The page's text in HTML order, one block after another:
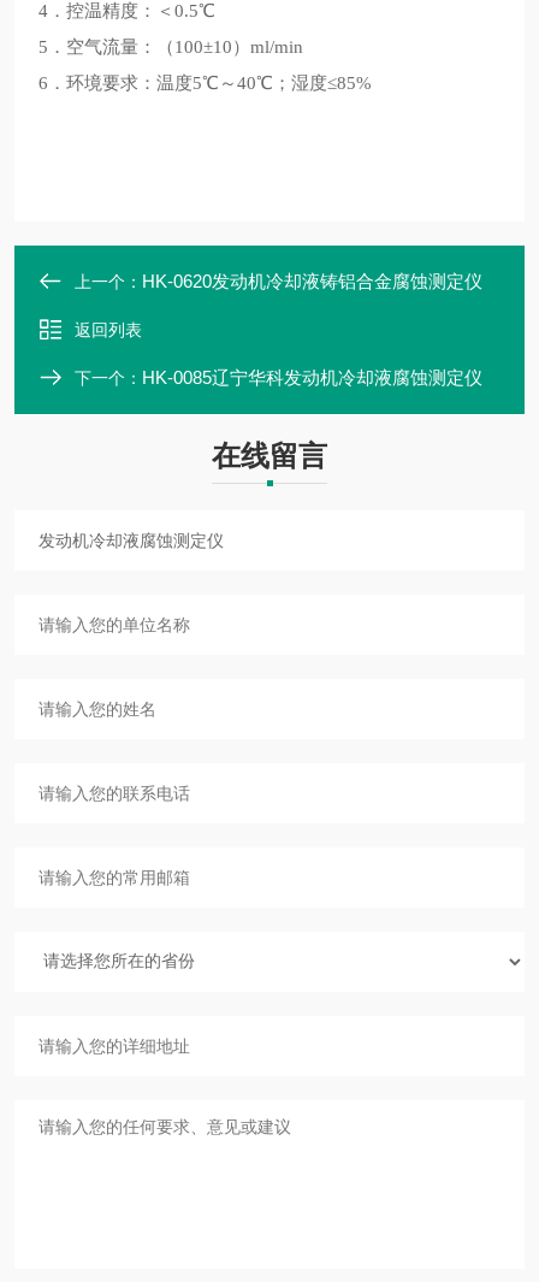
4．控温精度：＜0.5℃
5．空气流量：（100±10）ml/min
6．环境要求：温度5℃～40℃；湿度≤85%
上一个： HK-0620发动机冷却液铸铝合金腐蚀测定仪
返回列表
下一个： HK-0085辽宁华科发动机冷却液腐蚀测定仪
在线留言